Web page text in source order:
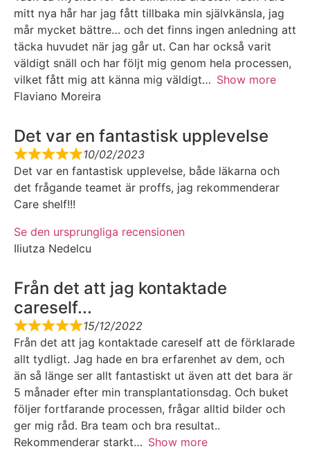
mitt nya hår har jag fått tillbaka min självkänsla, jag
mår mycket bättre… och det finns ingen anledning att
täcka huvudet när jag går ut. Can har också varit
väldigt snäll och har följt mig genom hela processen,
vilket fått mig att känna mig väldigt
Show more
Flaviano Moreira
Det var en fantastisk upplevelse
10/02/2023
Det var en fantastisk upplevelse, både läkarna och
det frågande teamet är proffs, jag rekommenderar
Care shelf!!!
Se den ursprungliga recensionen
Iliutza Nedelcu
Från det att jag kontaktade
careself...
15/12/2022
Från det att jag kontaktade careself att de förklarade
allt tydligt. Jag hade en bra erfarenhet av dem, och
än så länge ser allt fantastiskt ut även att det bara är
5 månader efter min transplantationsdag. Och buket
följer fortfarande processen, frågar alltid bilder och
ger mig råd. Bra team och bra resultat..
Rekommenderar starkt
Show more